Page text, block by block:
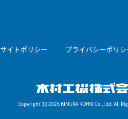
サイトポリシー プライバシーポリシ
Copyright (C) 2026 KIMURA KOHKI Co., Ltd. All